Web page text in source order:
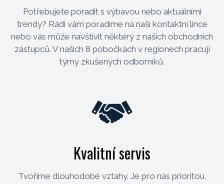
Potřebujete poradit s výbavou nebo aktuálními
trendy? Rádi vám poradíme na naší kontaktní lince
nebo vás může navštívit některý z našich obchodních
zástupců. V našich 8 pobočkách v regionech pracují
týmy zkušených odborníků.
Kvalitní servis
Tvoříme dlouhodobé vztahy. Je pro nás prioritou,